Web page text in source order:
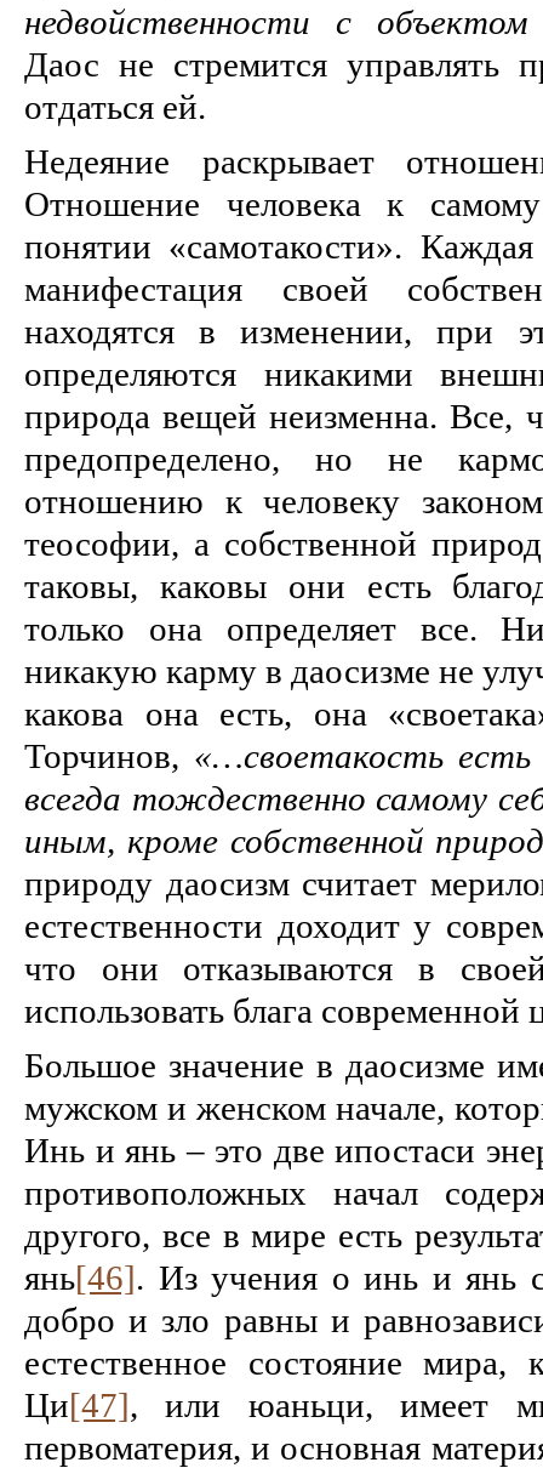
недвойственности с объектом
Даос не стремится управлять
отдаться ей.
Недеяние раскрывает
Отношение человека к
понятии «самотакости».
манифестация своей
находятся в изменении, при
определяются никакими
природа вещей неизменна. Все,
предопределено, но не
отношению к человеку
теософии, а собственной
таковы, каковы они есть
только она определяет все.
никакую карму в даосизме не
какова она есть, она
Торчинов, «…своетакость
всегда тождественно самому
иным, кроме собственной
природу даосизм считает
естественности доходит у
что они отказываются в
использовать блага современной
Большое значение в даосизме
мужском и женском начале,
Инь и янь – это две ипостаси
противоположных начал
другого, все в мире есть
янь[46]. Из учения о инь и янь
добро и зло равны и
естественное состояние
Ци[47], или юаньци, имеет
первоматерия, и основная